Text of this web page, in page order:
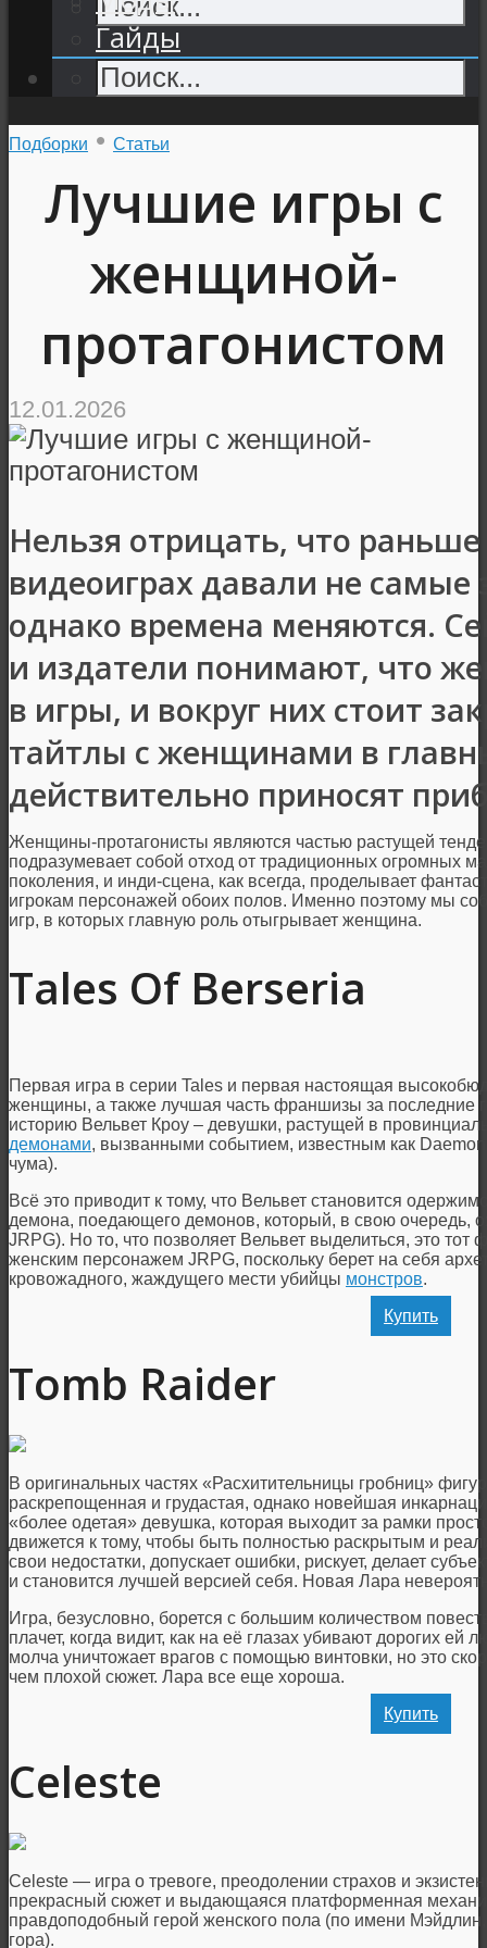
Гайды
Подборки • Статьи
Лучшие игры с
женщиной-
протагонистом
12.01.2026
Нельзя отрицать, что
видеоиграх давали не
однако времена меняются.
и издатели понимают, что
в игры, и вокруг них стоит
тайтлы с женщинами в
действительно приносят
Женщины-протагонисты являются частью растущей
подразумевает собой отход от традиционных огромных
поколения, и инди-сцена, как всегда, проделывает
игрокам персонажей обоих полов. Именно поэтому мы
игр, в которых главную роль отыгрывает женщина.
Tales Of Berseria
Первая игра в серии Tales и первая настоящая
женщины, а также лучшая часть франшизы за последние
историю Вельвет Кроу – девушки, растущей в
демонами, вызванными событием, известным как
чума).
Всё это приводит к тому, что Вельвет становится
демона, поедающего демонов, который, в свою очередь,
JRPG). Но то, что позволяет Вельвет выделиться, это тот
женским персонажем JRPG, поскольку берет на себя
кровожадного, жаждущего мести убийцы монстров.
Купить
Tomb Raider
В оригинальных частях «Расхитительницы гробниц»
раскрепощенная и грудастая, однако новейшая
«более одетая» девушка, которая выходит за рамки
движется к тому, чтобы быть полностью раскрытым и
свои недостатки, допускает ошибки, рискует, делает
и становится лучшей версией себя. Новая Лара
Игра, безусловно, борется с большим количеством
плачет, когда видит, как на её глазах убивают дорогих ей
молча уничтожает врагов с помощью винтовки, но это
чем плохой сюжет. Лара все еще хороша.
Купить
Celeste
Celeste — игра о тревоге, преодолении страхов и
прекрасный сюжет и выдающаяся платформенная
правдоподобный герой женского пола (по имени
гора).